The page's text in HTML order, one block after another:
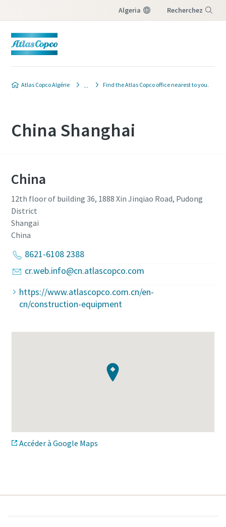
Algeria Recherchez
Atlas Copco Algérie Find the Atlas Copco office nearest to you.
China Shanghai
China
12th floor of building 36, 1888 Xin Jinqiao Road, Pudong
District
Shangai
China
8621-6108 2388
cr.web.info@cn.atlascopco.com
https://www.atlascopco.com.cn/en-
cn/construction-equipment
Accéder à Google Maps